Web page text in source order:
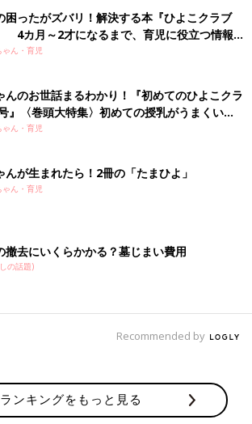
困ったがズバリ！解決する本『ひよこクラブ
4カ月～2才になるまで、育児に役立つ情報が
い！
ゃん・育児
んのお世話まるわかり！『初めてのひよこクラ
』〈巻頭大特集〉初めての授乳がうまくい
っぱい・ミルクの基本と夏のトラブル 解決テ
ゃん・育児
んが生まれたら！2冊の「たまひよ」
ゃん・育児
撤去にいくらかかる？墓じまい費用
の話題)
Recommended by
ランキングをもっと見る